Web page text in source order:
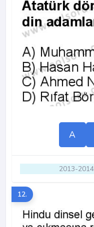
A
2013-2014
12.